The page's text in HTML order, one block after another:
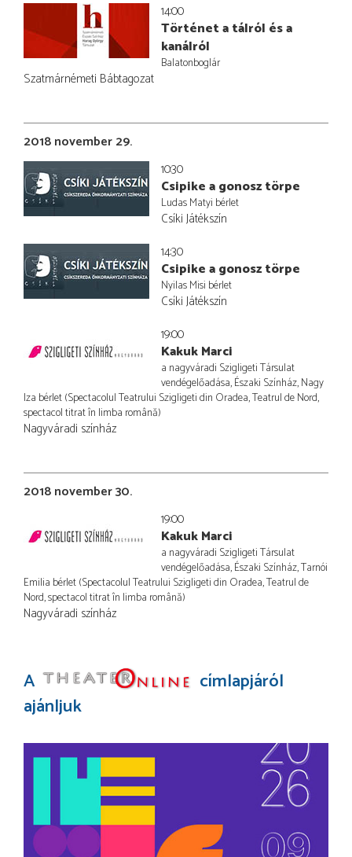
14:00
Történet a tálról és a
kanálról
Balatonboglár
Szatmárnémeti Bábtagozat
2018 november 29.
10:30
Csipike a gonosz törpe
Ludas Matyi bérlet
Csíki Játékszín
14:30
Csipike a gonosz törpe
Nyilas Misi bérlet
Csíki Játékszín
19:00
Kakuk Marci
a nagyváradi Szigligeti Társulat
vendégelőadása, Északi Színház, Nagy
Iza bérlet (Spectacolul Teatrului Szigligeti din Oradea, Teatrul de Nord,
spectacol titrat în limba română)
Nagyváradi színház
2018 november 30.
19:00
Kakuk Marci
a nagyváradi Szigligeti Társulat
vendégelőadása, Északi Színház, Tarnói
Emilia bérlet (Spectacolul Teatrului Szigligeti din Oradea, Teatrul de
Nord, spectacol titrat în limba română)
Nagyváradi színház
A
címlapjáról
ajánljuk